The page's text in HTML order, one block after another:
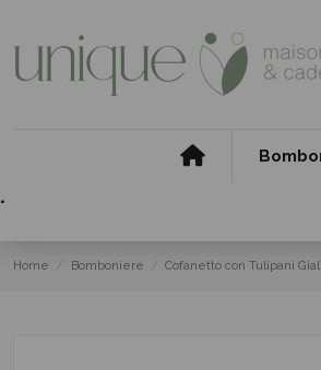
.
Home Bomboniere Cofanetto con Tulipani